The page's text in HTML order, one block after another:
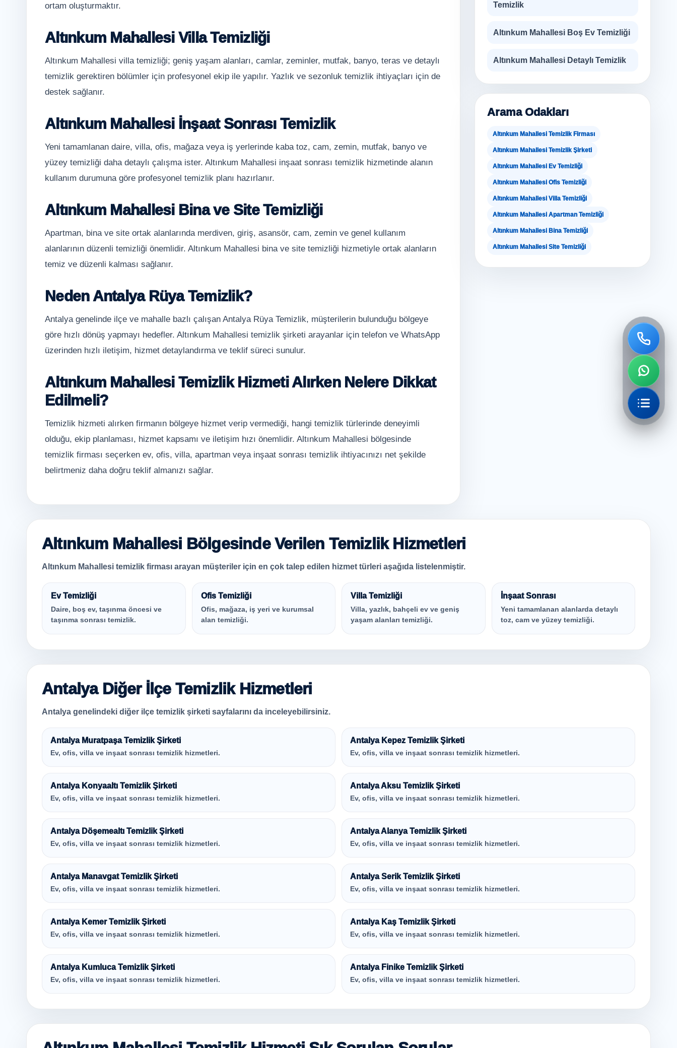
ortam oluşturmaktır.
Altınkum Mahallesi Villa Temizliği
Altınkum Mahallesi villa temizliği; geniş yaşam alanları, camlar, zeminler, mutfak, banyo, teras ve detaylı
temizlik gerektiren bölümler için profesyonel ekip ile yapılır. Yazlık ve sezonluk temizlik ihtiyaçları için de
destek sağlanır.
Altınkum Mahallesi İnşaat Sonrası Temizlik
Yeni tamamlanan daire, villa, ofis, mağaza veya iş yerlerinde kaba toz, cam, zemin, mutfak, banyo ve
yüzey temizliği daha detaylı çalışma ister. Altınkum Mahallesi inşaat sonrası temizlik hizmetinde alanın
kullanım durumuna göre profesyonel temizlik planı hazırlanır.
Altınkum Mahallesi Bina ve Site Temizliği
Apartman, bina ve site ortak alanlarında merdiven, giriş, asansör, cam, zemin ve genel kullanım
alanlarının düzenli temizliği önemlidir. Altınkum Mahallesi bina ve site temizliği hizmetiyle ortak alanların
temiz ve düzenli kalması sağlanır.
Neden Antalya Rüya Temizlik?
Antalya genelinde ilçe ve mahalle bazlı çalışan Antalya Rüya Temizlik, müşterilerin bulunduğu bölgeye
göre hızlı dönüş yapmayı hedefler. Altınkum Mahallesi temizlik şirketi arayanlar için telefon ve WhatsApp
üzerinden hızlı iletişim, hizmet detaylandırma ve teklif süreci sunulur.
Altınkum Mahallesi Temizlik Hizmeti Alırken Nelere Dikkat
Edilmeli?
Temizlik hizmeti alırken firmanın bölgeye hizmet verip vermediği, hangi temizlik türlerinde deneyimli
olduğu, ekip planlaması, hizmet kapsamı ve iletişim hızı önemlidir. Altınkum Mahallesi bölgesinde
temizlik firması seçerken ev, ofis, villa, apartman veya inşaat sonrası temizlik ihtiyacınızı net şekilde
belirtmeniz daha doğru teklif almanızı sağlar.
Temizlik
Altınkum Mahallesi Boş Ev Temizliği
Altınkum Mahallesi Detaylı Temizlik
Arama Odakları
Altınkum Mahallesi Temizlik Firması
Altınkum Mahallesi Temizlik Şirketi
Altınkum Mahallesi Ev Temizliği
Altınkum Mahallesi Ofis Temizliği
Altınkum Mahallesi Villa Temizliği
Altınkum Mahallesi Apartman Temizliği
Altınkum Mahallesi Bina Temizliği
Altınkum Mahallesi Site Temizliği
Altınkum Mahallesi Bölgesinde Verilen Temizlik Hizmetleri
Altınkum Mahallesi temizlik firması arayan müşteriler için en çok talep edilen hizmet türleri aşağıda listelenmiştir.
Ev Temizliği
Daire, boş ev, taşınma öncesi ve
taşınma sonrası temizlik.
Ofis Temizliği
Ofis, mağaza, iş yeri ve kurumsal
alan temizliği.
Villa Temizliği
Villa, yazlık, bahçeli ev ve geniş
yaşam alanları temizliği.
İnşaat Sonrası
Yeni tamamlanan alanlarda detaylı
toz, cam ve yüzey temizliği.
Antalya Diğer İlçe Temizlik Hizmetleri
Antalya genelindeki diğer ilçe temizlik şirketi sayfalarını da inceleyebilirsiniz.
Antalya Muratpaşa Temizlik Şirketi
Ev, ofis, villa ve inşaat sonrası temizlik hizmetleri.
Antalya Kepez Temizlik Şirketi
Ev, ofis, villa ve inşaat sonrası temizlik hizmetleri.
Antalya Konyaaltı Temizlik Şirketi
Ev, ofis, villa ve inşaat sonrası temizlik hizmetleri.
Antalya Aksu Temizlik Şirketi
Ev, ofis, villa ve inşaat sonrası temizlik hizmetleri.
Antalya Döşemealtı Temizlik Şirketi
Ev, ofis, villa ve inşaat sonrası temizlik hizmetleri.
Antalya Alanya Temizlik Şirketi
Ev, ofis, villa ve inşaat sonrası temizlik hizmetleri.
Antalya Manavgat Temizlik Şirketi
Ev, ofis, villa ve inşaat sonrası temizlik hizmetleri.
Antalya Serik Temizlik Şirketi
Ev, ofis, villa ve inşaat sonrası temizlik hizmetleri.
Antalya Kemer Temizlik Şirketi
Ev, ofis, villa ve inşaat sonrası temizlik hizmetleri.
Antalya Kaş Temizlik Şirketi
Ev, ofis, villa ve inşaat sonrası temizlik hizmetleri.
Antalya Kumluca Temizlik Şirketi
Ev, ofis, villa ve inşaat sonrası temizlik hizmetleri.
Antalya Finike Temizlik Şirketi
Ev, ofis, villa ve inşaat sonrası temizlik hizmetleri.